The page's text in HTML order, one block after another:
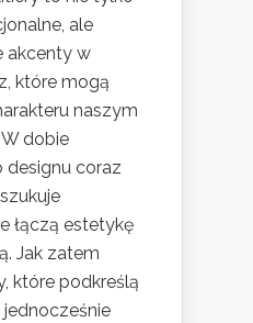
ale
akcenty w
które mogą
naszym
dobie
coraz
łączą estetykę
Jak zatem
które podkreślą